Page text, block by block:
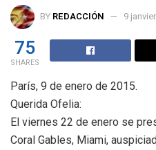
BY REDACCIÓN 9
75
SHARES
París, 9 de enero de 2015.
Querida Ofelia:
El viernes 22 de enero se
Coral Gables, Miami,